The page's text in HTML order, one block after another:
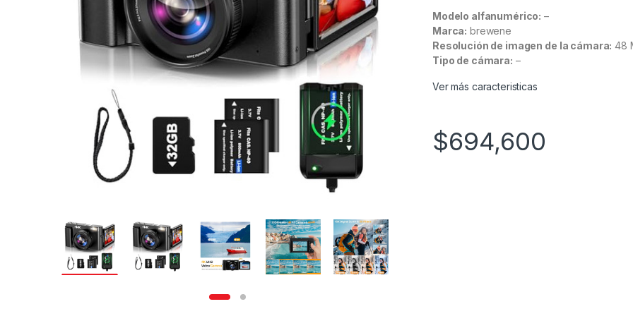
Modelo alfanumérico: –
Marca: brewene
Resolución de imagen de la cámara: 48
Tipo de cámara: –
Ver más caracteristicas
$694,600